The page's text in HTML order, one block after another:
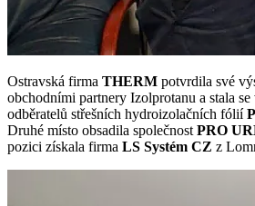
Ostravská firma THERM potvrdila své
obchodními partnery Izolprotanu a stala se
odběratelů střešních hydroizolačních fólií
Druhé místo obsadila společnost PRO
pozici získala firma LS Systém CZ z